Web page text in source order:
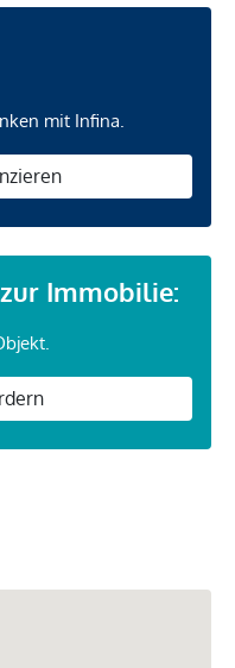
mit Infina.
Immobilie: